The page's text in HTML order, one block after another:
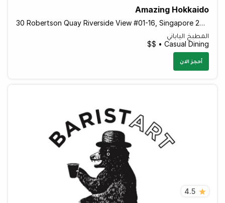
Amazing Hokkaido
30 Robertson Quay Riverside View #01-16, Singapore 238251 Singapore
المطبخ الياباني
Casual Dining • $$
أحجز الان
4.5